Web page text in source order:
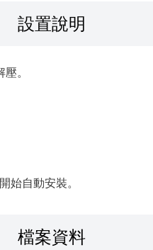
設置說明
。
始自動安裝。
檔案資料